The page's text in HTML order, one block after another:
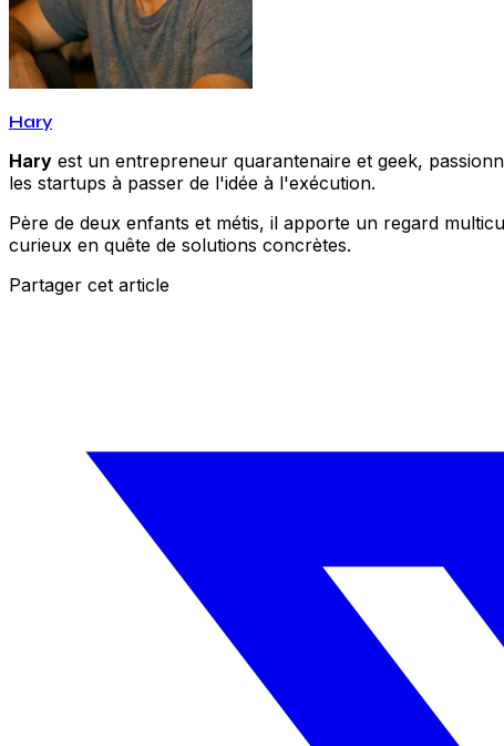
Hary
Hary est un entrepreneur quarantenaire et geek,
les startups à passer de l'idée à l'exécution.
Père de deux enfants et métis, il apporte un regard
curieux en quête de solutions concrètes.
Partager cet article